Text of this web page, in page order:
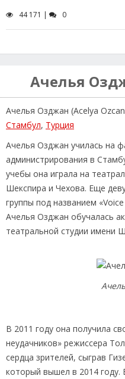
44 171 | 0
Ачелья
Ачелья Озджан (Acelya
Стамбул, Турция
Ачелья Озджан училась на
администрирования в
учебы она играла на
Шекспира и Чехова. Еще
группы под названием
Ачелья Озджан обучалась
театральной студии имени
В 2011 году она получила
неудачников» режиссера
сердца зрителей, сыграв
который вышел в 2014 году.